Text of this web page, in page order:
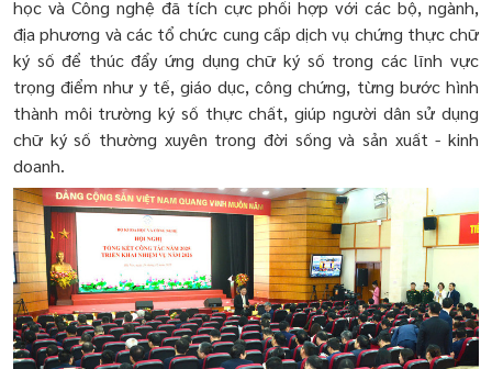
học và Công nghệ đã tích cực phối hợp với các bộ, ngành,
địa phương và các tổ chức cung cấp dịch vụ chứng thực chữ
ký số để thúc đẩy ứng dụng chữ ký số trong các lĩnh vực
trọng điểm như y tế, giáo dục, công chứng, từng bước hình
thành môi trường ký số thực chất, giúp người dân sử dụng
chữ ký số thường xuyên trong đời sống và sản xuất - kinh
doanh.